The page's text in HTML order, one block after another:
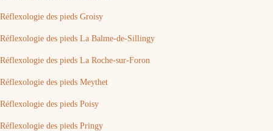
Réflexologie des pieds Groisy
Réflexologie des pieds La Balme-de-Sillingy
Réflexologie des pieds La Roche-sur-Foron
Réflexologie des pieds Meythet
Réflexologie des pieds Poisy
Réflexologie des pieds Pringy